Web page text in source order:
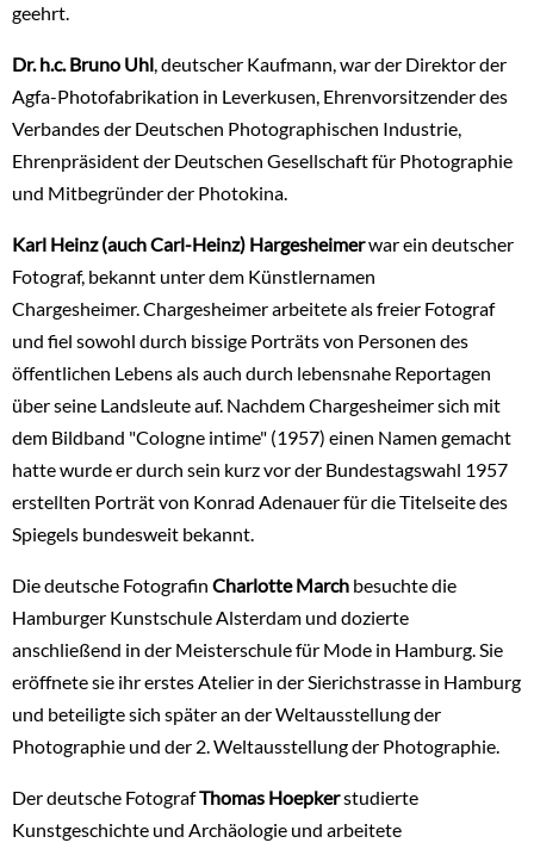
geehrt.
Dr. h.c. Bruno Uhl, deutscher Kaufmann, war der Direktor der
Agfa-Photofabrikation in Leverkusen, Ehrenvorsitzender des
Verbandes der Deutschen Photographischen Industrie,
Ehrenpräsident der Deutschen Gesellschaft für Photographie
und Mitbegründer der Photokina.
Karl Heinz (auch Carl-Heinz) Hargesheimerwar ein deutscher
Fotograf, bekannt unter dem Künstlernamen
Chargesheimer. Chargesheimer arbeitete als freier Fotograf
und fiel sowohl durch bissige Porträts von Personen des
öffentlichen Lebens als auch durch lebensnahe Reportagen
über seine Landsleute auf. Nachdem Chargesheimer sich mit
dem Bildband "Cologne intime" (1957) einen Namen gemacht
hatte wurde er durch sein kurz vor der Bundestagswahl 1957
erstellten Porträt von Konrad Adenauer für die Titelseite des
Spiegels bundesweit bekannt.
Die deutsche Fotografin Charlotte March besuchte die
Hamburger Kunstschule Alsterdam und dozierte
anschließend in der Meisterschule für Mode in Hamburg. Sie
eröffnete sie ihr erstes Atelier in der Sierichstrasse in Hamburg
und beteiligte sich später an der Weltausstellung der
Photographie und der 2. Weltausstellung der Photographie.
Der deutsche FotografThomas Hoepkerstudierte
Kunstgeschichte und Archäologie und arbeitete